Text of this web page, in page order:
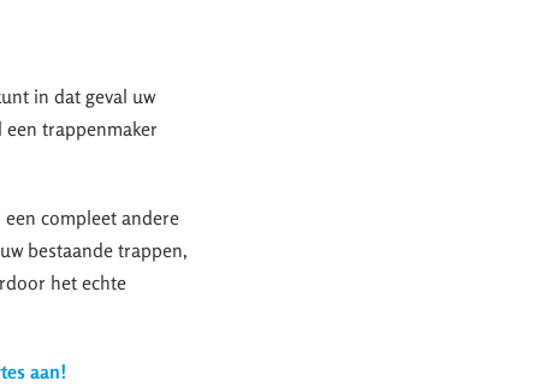
in dat geval uw
een trappenmaker
compleet andere
bestaande trappen,
het echte
aan!